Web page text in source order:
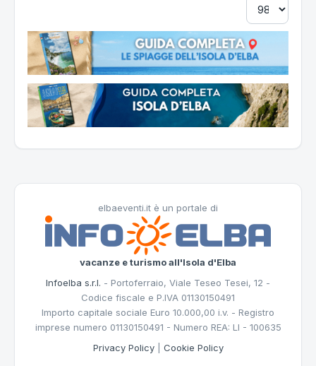
elbaeventi.it è un portale di
vacanze e turismo all'Isola d'Elba
Infoelba s.r.l. - Portoferraio, Viale Teseo Tesei, 12 -
Codice fiscale e P.IVA 01130150491
Importo capitale sociale Euro 10.000,00 i.v. - Registro
imprese numero 01130150491 - Numero REA: LI - 100635
Privacy Policy| Cookie Policy